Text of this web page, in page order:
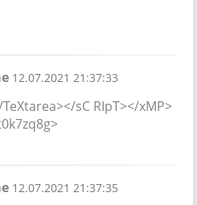
12.07.2021 21:37:33
sC RIpT></xMP>
12.07.2021 21:37:35